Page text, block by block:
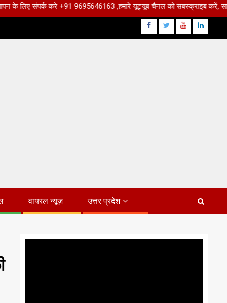
करे +91 9695646163 ,हमारे यूट्यूब चैनल को सबस्क्राइब करें, साथ मे हमारे
Facebook
TwitterYoutubeLinkdin
वायरल न्यूज़ उत्तर प्रदेश